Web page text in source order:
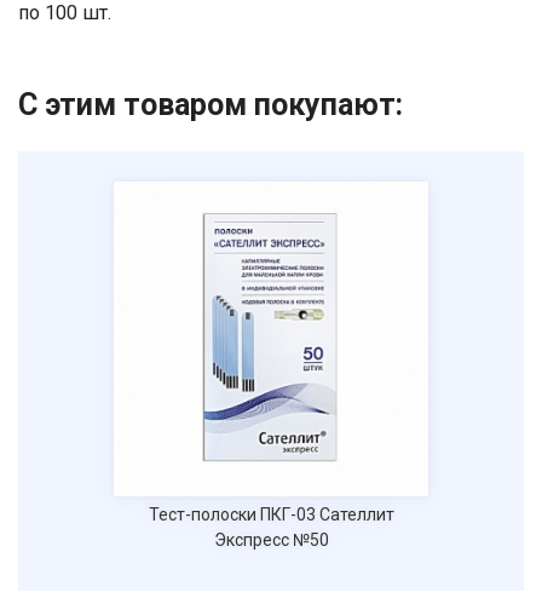
по 100 шт.​
С этим товаром покупают:
Тест-полоски ПКГ-03 Сателлит
Экспресс №50
Нажимая на кнопку "Отправить" вы